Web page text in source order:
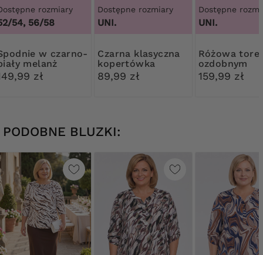
rozmiary
54, 56/58
melanż
zł
Dostępne rozmiary
UNI.
Czarna klasyczna
kopertówka
89,99 zł
Dostępne
UNI.
Różowa torebka z
ozdobnym
zapięciem
159,99 zł
PODOBNE BLUZKI: